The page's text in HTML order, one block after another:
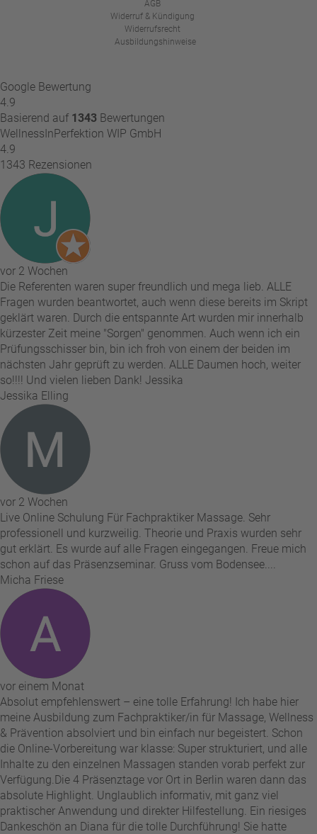
AGB
Widerruf & Kündigung
Widerrufsrecht
Ausbildungshinweise
Google Bewertung
4.9
Basierend auf 1343 Bewertungen
WellnessInPerfektion WIP GmbH
4.9
1343 Rezensionen
vor 2 Wochen
Die Referenten waren super freundlich und mega lieb. ALLE
Fragen wurden beantwortet, auch wenn diese bereits im Skript
geklärt waren. Durch die entspannte Art wurden mir innerhalb
kürzester Zeit meine "Sorgen" genommen. Auch wenn ich ein
Prüfungsschisser bin, bin ich froh von einem der beiden im
nächsten Jahr geprüft zu werden. ALLE Daumen hoch, weiter
so!!!! Und vielen lieben Dank! Jessika
Jessika Elling
vor 2 Wochen
Live Online Schulung Für Fachpraktiker Massage. Sehr
professionell und kurzweilig. Theorie und Praxis wurden sehr
gut erklärt. Es wurde auf alle Fragen eingegangen. Freue mich
schon auf das Präsenzseminar. Gruss vom Bodensee....
Micha Friese
vor einem Monat
Absolut empfehlenswert – eine tolle Erfahrung! Ich habe hier
meine Ausbildung zum Fachpraktiker/in für Massage, Wellness
& Prävention absolviert und bin einfach nur begeistert. Schon
die Online-Vorbereitung war klasse: Super strukturiert, und alle
Inhalte zu den einzelnen Massagen standen vorab perfekt zur
Verfügung. ​Die 4 Präsenztage vor Ort in Berlin waren dann das
absolute Highlight. Unglaublich informativ, mit ganz viel
praktischer Anwendung und direkter Hilfestellung. Ein riesiges
Dankeschön an Diana für die tolle Durchführung! Sie hatte